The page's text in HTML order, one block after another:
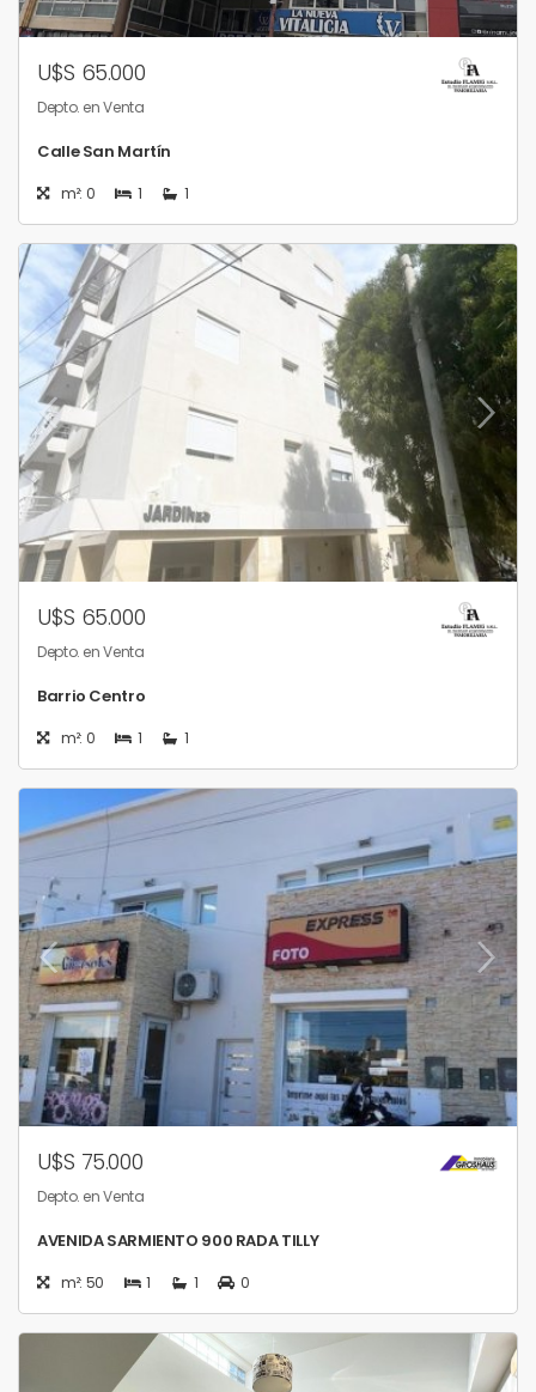
U$S 65.000
Depto. en Venta
Calle San Martín
m²: 0 1 1
U$S 65.000
Depto. en Venta
Barrio Centro
m²: 0 1 1
U$S 75.000
Depto. en Venta
AVENIDA SARMIENTO 900 RADA TILLY
m²: 50 1 1 0